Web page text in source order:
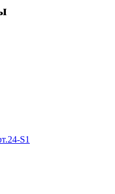
S1